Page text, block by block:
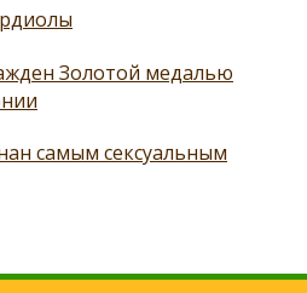
Золотой медалью
самым сексуальным